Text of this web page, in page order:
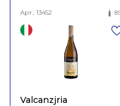
Арт.: 13452
Valcanzjria